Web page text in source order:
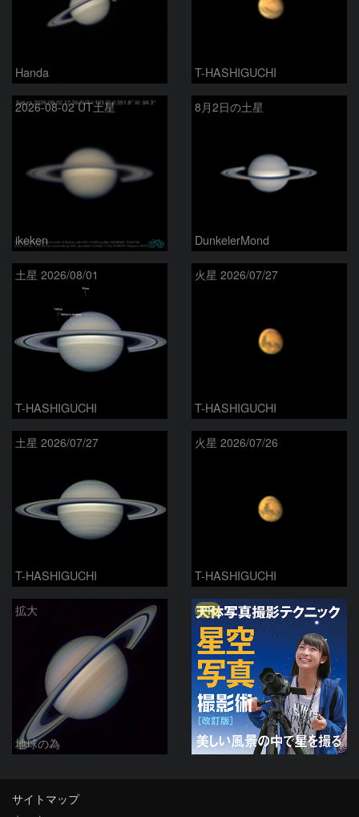
Handa T-HASHIGUCHI
2026-08-02 UT土星
ikeken
8月2日の土星
DunkelerMond
土星 2026/08/01
T-HASHIGUCHI
火星 2026/07/27
T-HASHIGUCHI
土星 2026/07/27
T-HASHIGUCHI
火星 2026/07/26
T-HASHIGUCHI
拡大
地球の為
PR
サイトマップ